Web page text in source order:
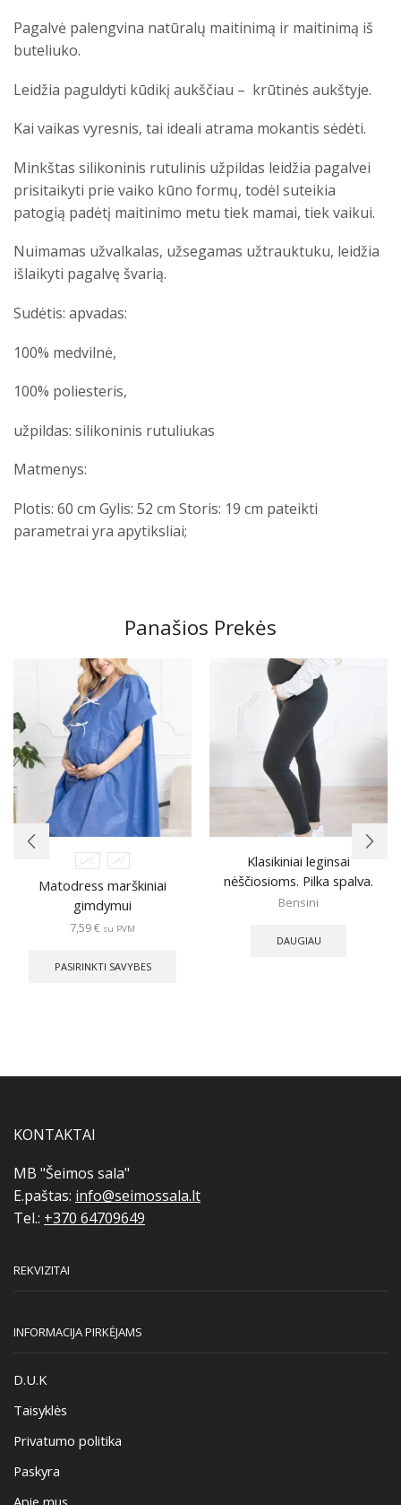
Pagalvė palengvina natūralų maitinimą ir maitinimą iš
buteliuko.
Leidžia paguldyti kūdikį aukščiau – krūtinės aukštyje.
Kai vaikas vyresnis, tai ideali atrama mokantis sėdėti.
Minkštas silikoninis rutulinis užpildas leidžia pagalvei
prisitaikyti prie vaiko kūno formų, todėl suteikia
patogią padėtį maitinimo metu tiek mamai, tiek vaikui.
Nuimamas užvalkalas, užsegamas užtrauktuku, leidžia
išlaikyti pagalvę švarią.
Sudėtis: apvadas:
100% medvilnė,
100% poliesteris,
užpildas: silikoninis rutuliukas
Matmenys:
Plotis: 60 cm Gylis: 52 cm Storis: 19 cm pateikti
parametrai yra apytiksliai;
Panašios Prekės
L/XL S/M
Matodress marškiniai
gimdymui
7,59€ su PVM
PASIRINKTI SAVYBES
be
Klasikiniai leginsai
nėščiosioms. Pilka spalva.
Bensini
DAUGIAU
KONTAKTAI
MB "Šeimos sala"
E.paštas: info@seimossala.lt
Tel.: +370 64709649
REKVIZITAI
INFORMACIJA PIRKĖJAMS
D.U.K
Taisyklės
Privatumo politika
Paskyra